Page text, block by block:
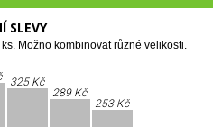
SLEVY
Možno kombinovat různé velikosti.
325 Kč
289 Kč
253 Kč